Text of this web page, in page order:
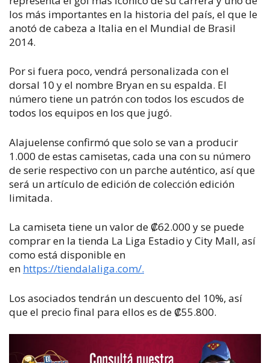
los más importantes en la historia del país, el que le
anotó de cabeza a Italia en el Mundial de Brasil
2014.
Por si fuera poco, vendrá personalizada con el
dorsal 10 y el nombre Bryan en su espalda. El
número tiene un patrón con todos los escudos de
todos los equipos en los que jugó.
Alajuelense confirmó que solo se van a producir
1.000 de estas camisetas, cada una con su número
de serie respectivo con un parche auténtico, así que
será un artículo de edición de colección edición
limitada.
La camiseta tiene un valor de ₡62.000 y se puede
comprar en la tienda La Liga Estadio y City Mall, así
como está disponible en
en https://tiendalaliga.com/.
Los asociados tendrán un descuento del 10%, así
que el precio final para ellos es de ₡55.800.